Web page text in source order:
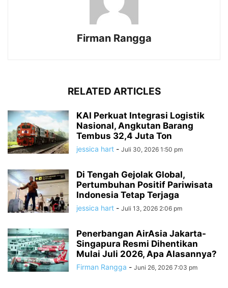
Firman Rangga
RELATED ARTICLES
KAI Perkuat Integrasi Logistik
Nasional, Angkutan Barang
Tembus 32,4 Juta Ton
jessica hart - Juli 30, 2026 1:50 pm
Di Tengah Gejolak Global,
Pertumbuhan Positif Pariwisata
Indonesia Tetap Terjaga
jessica hart - Juli 13, 2026 2:06 pm
Penerbangan AirAsia Jakarta-
Singapura Resmi Dihentikan
Mulai Juli 2026, Apa Alasannya?
Firman Rangga - Juni 26, 2026 7:03 pm